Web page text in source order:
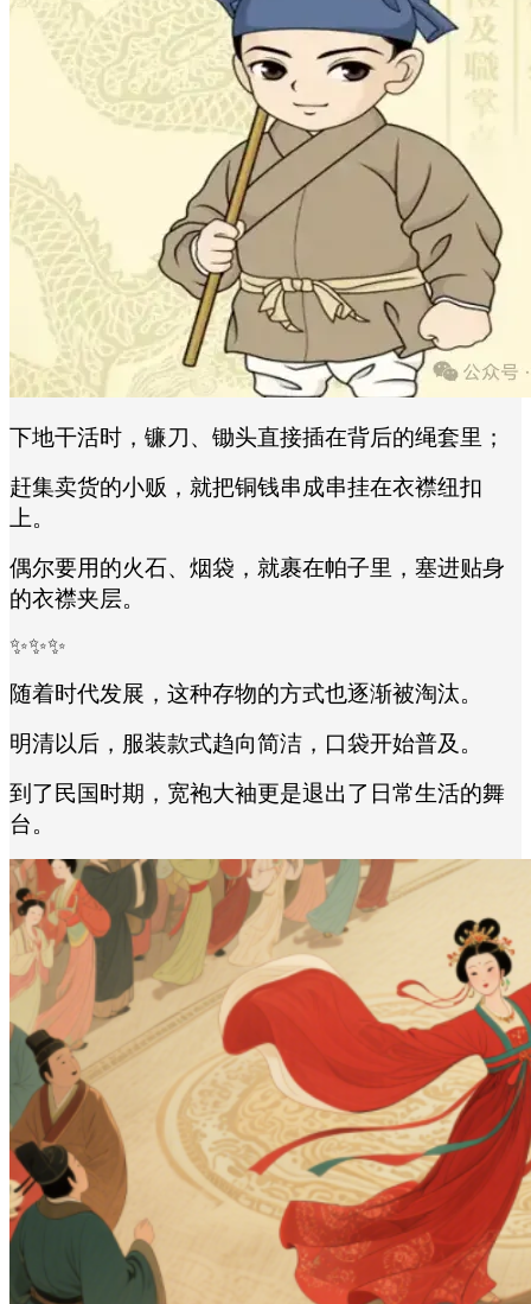
下地干活时，镰刀、锄头直接插在背后的绳套里；
赶集卖货的小贩，就把铜钱串成串挂在衣襟纽扣
上。
偶尔要用的火石、烟袋，就裹在帕子里，塞进贴身
的衣襟夹层。
✨✨✨
随着时代发展，这种存物的方式也逐渐被淘汰。
明清以后，服装款式趋向简洁，口袋开始普及。
到了民国时期，宽袍大袖更是退出了日常生活的舞
台。